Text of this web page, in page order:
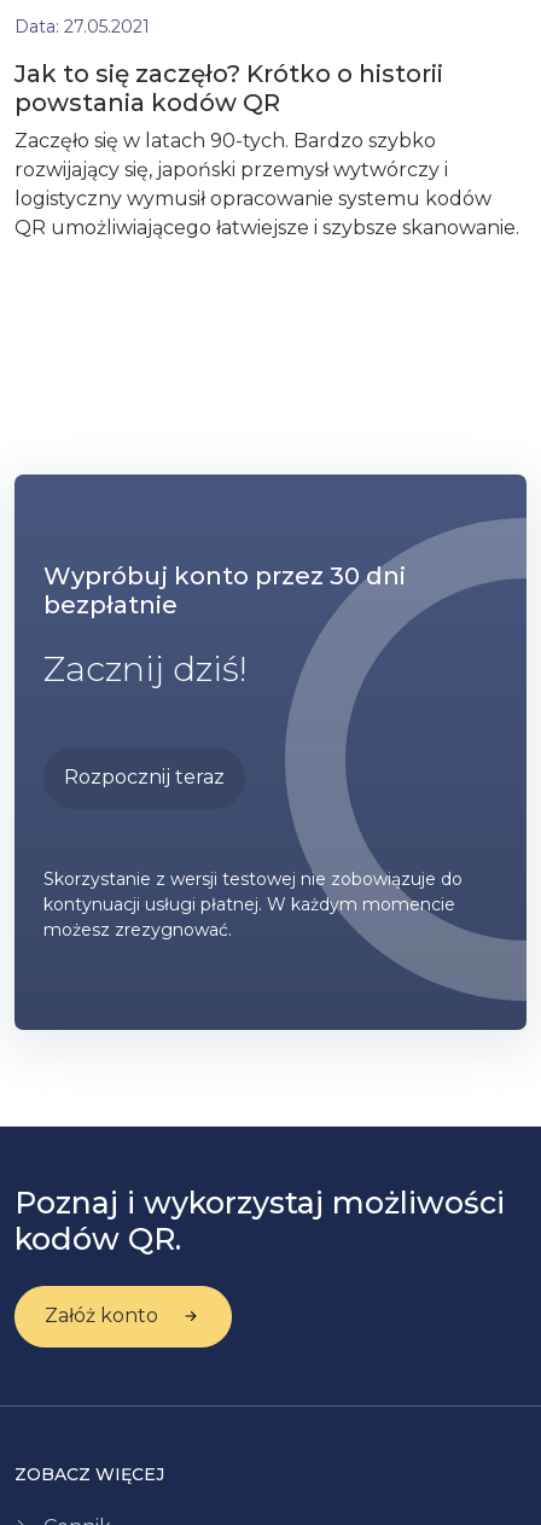
Data: 27.05.2021
Jak to się zaczęło? Krótko o historii
powstania kodów QR
Zaczęło się w latach 90-tych. Bardzo szybko
rozwijający się, japoński przemysł wytwórczy i
logistyczny wymusił opracowanie systemu kodów
QR umożliwiającego łatwiejsze i szybsze skanowanie.
Wypróbuj konto przez 30 dni
bezpłatnie
Zacznij dziś!
Rozpocznij teraz
Skorzystanie z wersji testowej nie zobowiązuje do
kontynuacji usługi płatnej. W każdym momencie
możesz zrezygnować.
Poznaj i wykorzystaj możliwości
kodów QR.
Załóż konto
ZOBACZ WIĘCEJ